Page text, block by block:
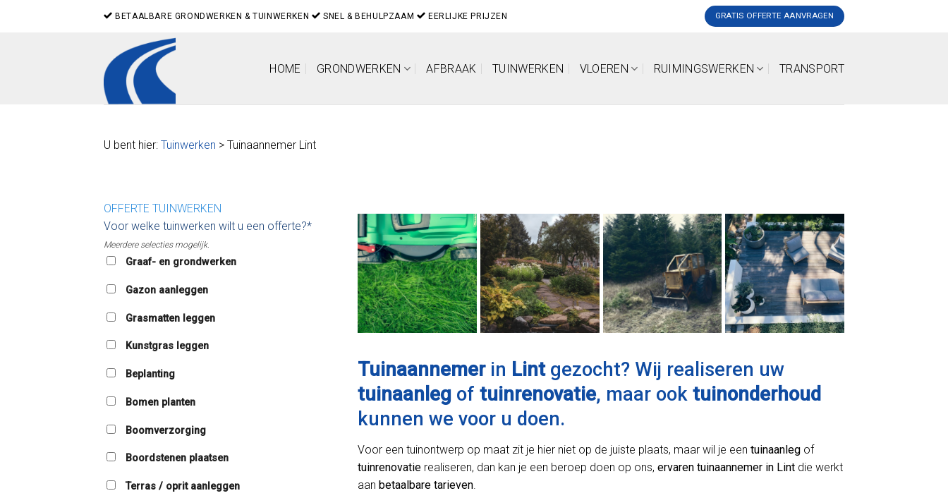
BETAALBARE GRONDWERKEN & TUINWERKEN SNEL & BEHULPZAAM EERLIJKE PRIJZEN GRATIS OFFERTE AANVRAGEN
HOME GRONDWERKEN AFBRAAK TUINWERKEN VLOEREN RUIMINGSWERKEN TRANSPORT
U bent hier: Tuinwerken > Tuinaannemer Lint
OFFERTE TUINWERKEN
Voor welke tuinwerken wilt u een offerte?*
Meerdere selecties mogelijk.
Graaf- en grondwerken
Gazon aanleggen
Grasmatten leggen
Kunstgras leggen
Beplanting
Bomen planten
Boomverzorging
Boordstenen plaatsen
Terras / oprit aanleggen
Tuinaannemerin Lintgezocht? Wij realiseren uw
tuinaanleg of tuinrenovatie, maar ook tuinonderhoud
kunnen we voor u doen.
Voor een tuinontwerp op maat zit je hier niet op de juiste plaats, maar wil je een tuinaanleg of
tuinrenovatie realiseren, dan kan je een beroep doen op ons, ervaren tuinaannemer in Lint die werkt
aan betaalbare tarieven.